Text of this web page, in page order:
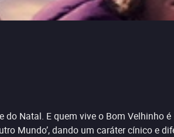
Natal. E quem vive o Bom Velhinho
Mundo’, dando um caráter cínico